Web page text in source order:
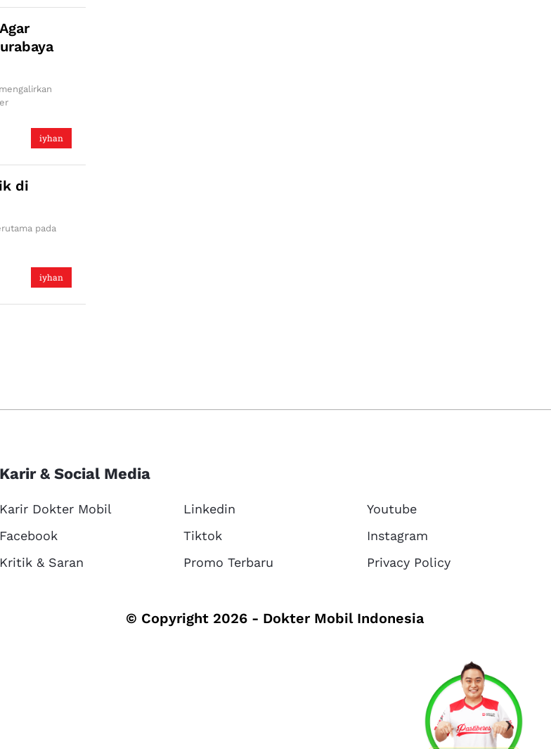
iyhan
di
iyhan
pada
Karir & Social Media
Karir Dokter Mobil Linkedin
Youtube
Facebook
Tiktok
Instagram
Kritik & Saran
Promo Terbaru Privacy Policy
© Copyright 2026 - Dokter Mobil Indonesia